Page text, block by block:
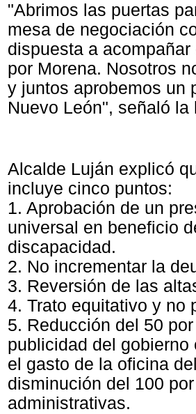
"Abrimos las puertas
mesa de negociación
dispuesta a
por Morena. Nosotros
y juntos aprobemos un
Nuevo León", señaló la
Alcalde Luján explicó
incluye cinco puntos:
1. Aprobación de un
universal en beneficio
discapacidad.
2. No incrementar la
3. Reversión de las
4. Trato equitativo y no
5. Reducción del 50
publicidad del
el gasto de la oficina
disminución del 100
administrativas.